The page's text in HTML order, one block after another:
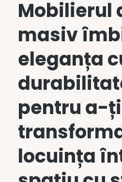
Mobilierul
masiv
eleganța
pentru a-ți
locuința